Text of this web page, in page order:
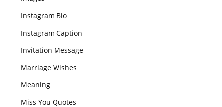
Instagram Bio
Instagram Caption
Invitation Message
Marriage Wishes
Meaning
Miss You Quotes